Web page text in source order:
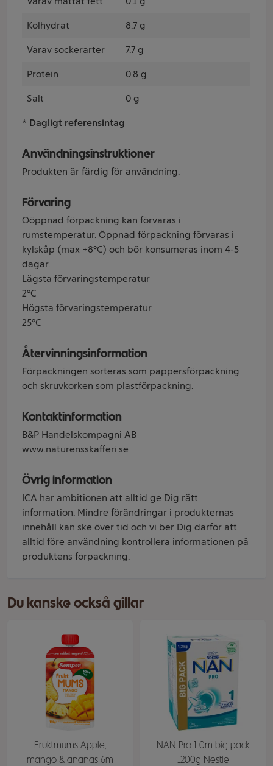
Kolhydrat 8.7 g
Varav sockerarter 7.7 g
Protein 0.8 g
Salt 0 g
* Dagligt referensintag
Användningsinstruktioner
Produkten är färdig för användning.
Förvaring
Oöppnad förpackning kan förvaras i
rumstemperatur. Öppnad förpackning förvaras i
kylskåp (max +8°C) och bör konsumeras inom 4-5
dagar.
Lägsta förvaringstemperatur
2°C
Högsta förvaringstemperatur
25°C
Återvinningsinformation
Förpackningen sorteras som pappersförpackning
och skruvkorken som plastförpackning.
Kontaktinformation
B&P Handelskompagni AB
www.naturensskafferi.se
Övrig information
ICA har ambitionen att alltid ge Dig rätt
information. Mindre förändringar i produkternas
innehåll kan ske över tid och vi ber Dig därför att
alltid före användning kontrollera informationen på
produktens förpackning.
Du kanske också gillar
Fruktmums Äpple,
mango & ananas 6m
NAN Pro 1 0m big pack
1200g Nestle